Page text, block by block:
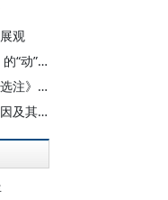
观
杨一帜 杨建民：钱锺书由《诗经》的“动”“静”相映说起
王水照：《正气歌》所本与《宋诗选注》“钱氏手校增注本”
王水照：《宋诗选注》删落左纬之因及其他——初读《钱锺书手稿集·容安馆札记》